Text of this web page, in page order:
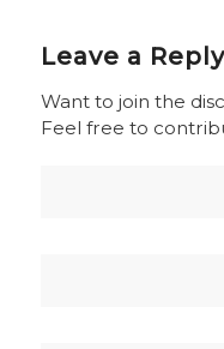
Leave a Reply
Want to join the
Feel free to